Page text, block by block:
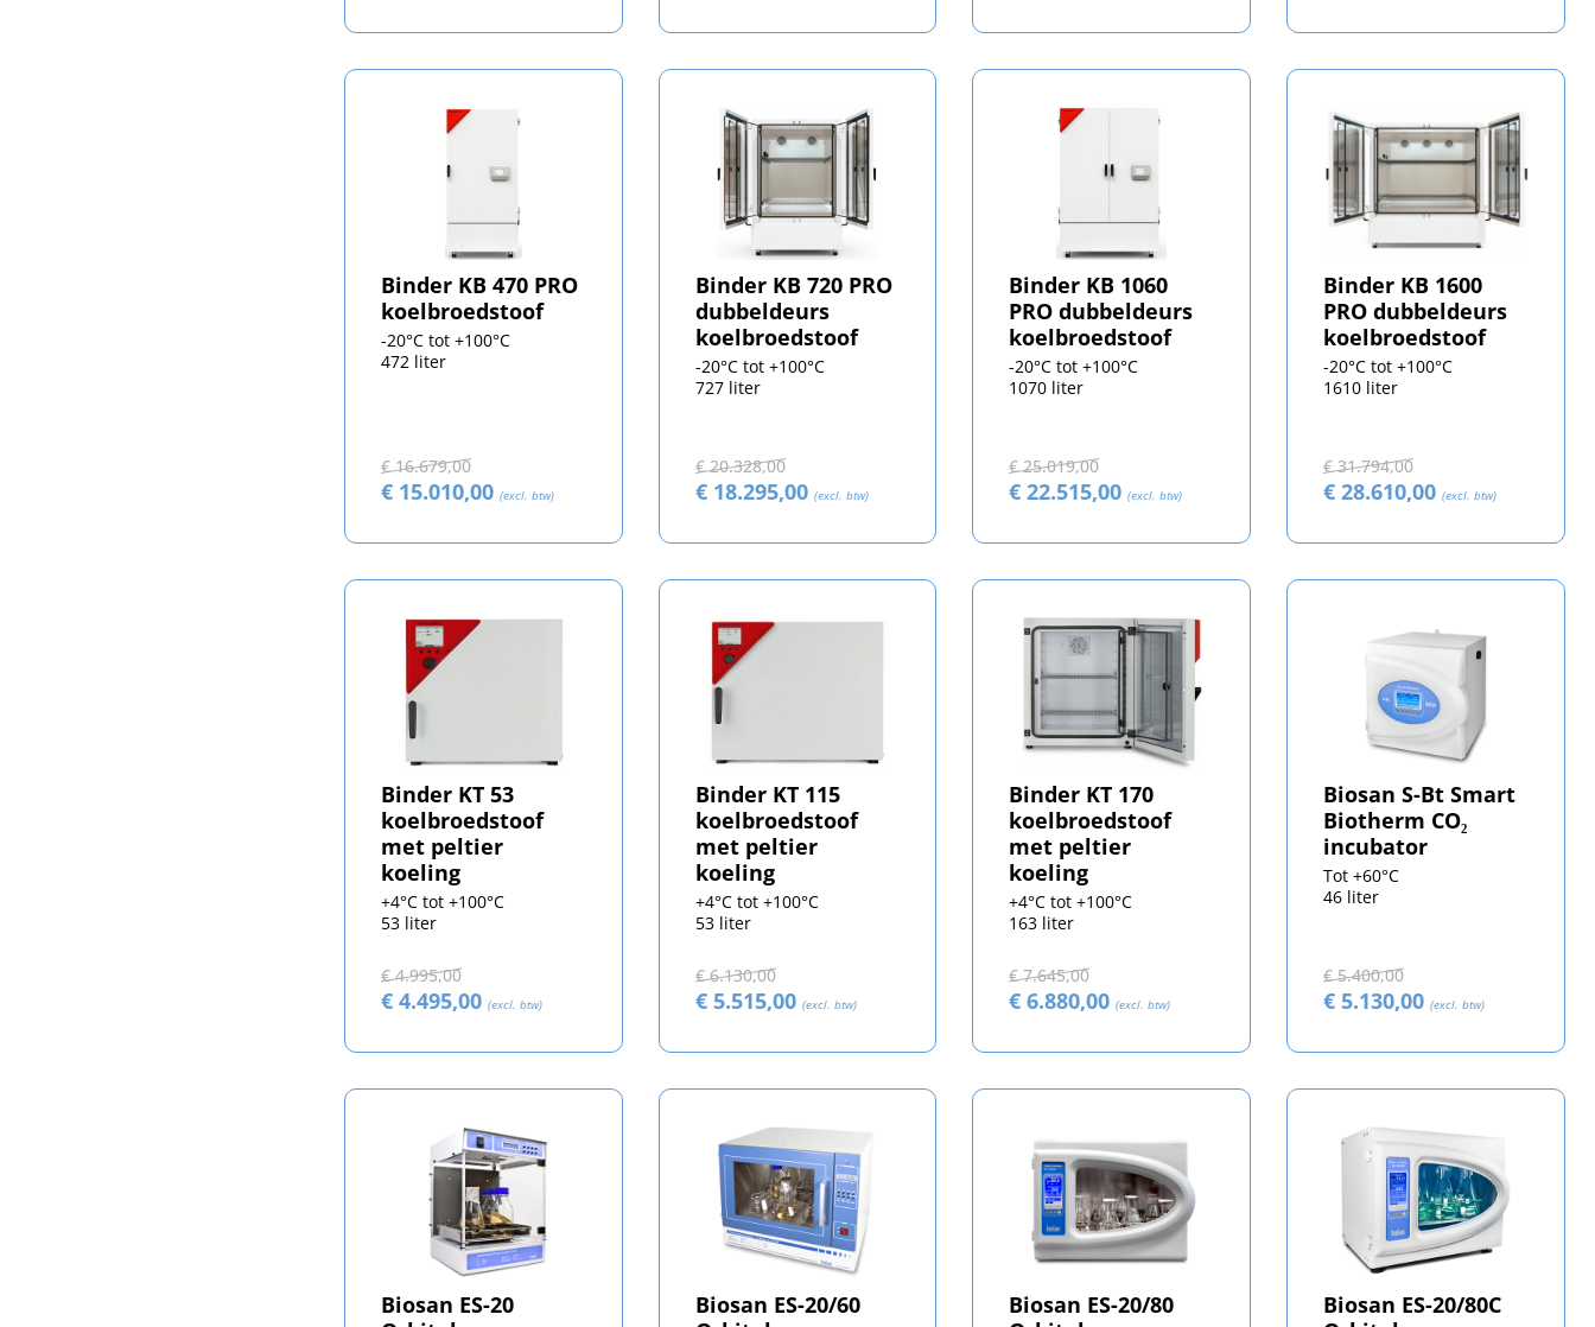
Binder KB 470 PRO
koelbroedstoof
-20°C tot +100°C
472 liter
€ 16.679,00
€ 15.010,00 (excl. btw)
Binder KB 720 PRO
dubbeldeurs
koelbroedstoof
-20°C tot +100°C
727 liter
€ 20.328,00
€ 18.295,00 (excl. btw)
Binder KB 1060
PRO dubbeldeurs
koelbroedstoof
-20°C tot +100°C
1070 liter
€ 25.019,00
€ 22.515,00(excl. btw)
Binder KB 1600
PRO dubbeldeurs
koelbroedstoof
-20°C tot +100°C
1610 liter
€ 31.794,00
€ 28.610,00(excl. btw)
Binder KT 53
koelbroedstoof
met peltier
koeling
+4°C tot +100°C
53 liter
€ 4.995,00
€ 4.495,00 (excl. btw)
Binder KT 115
koelbroedstoof
met peltier
koeling
+4°C tot +100°C
53 liter
€ 6.130,00
€ 5.515,00 (excl. btw)
Binder KT 170
koelbroedstoof
met peltier
koeling
+4°C tot +100°C
163 liter
€ 7.645,00
€ 6.880,00(excl. btw)
Biosan S-Bt Smart
Biotherm CO₂
incubator
Tot +60°C
46 liter
€ 5.400,00
€ 5.130,00(excl. btw)
Biosan ES-20
Biosan ES-20/60
Biosan ES-20/80
Biosan ES-20/80C